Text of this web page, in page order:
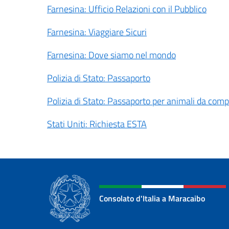
Farnesina: Ufficio Relazioni con il Pubblico
Farnesina: Viaggiare Sicuri
Farnesina: Dove siamo nel mondo
Polizia di Stato: Passaporto
Polizia di Stato: Passaporto per animali da
Stati Uniti: Richiesta ESTA
Consolato d'Italia a Maracaibo